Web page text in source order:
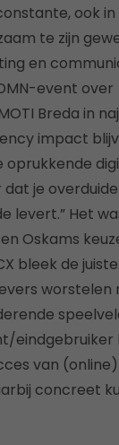
ook in
te zijn
en
event over
Breda in
impact
oprukkende
dat je
levert.” Het
Oskams
bleek de
worstelen
eindgebruiker
van
concreet